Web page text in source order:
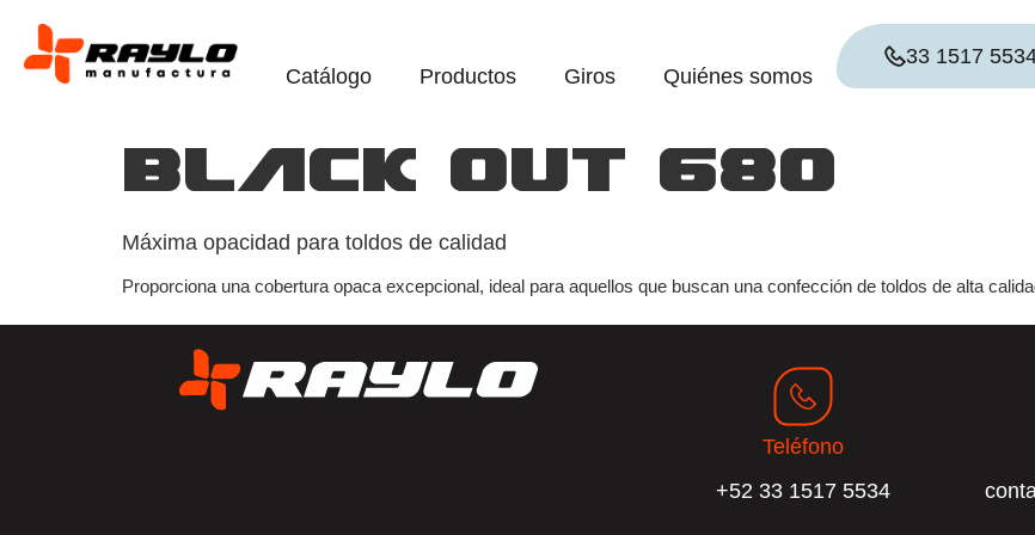
Catálogo Productos Giros Quiénes somos
33 1517
Black Out 680
Máxima opacidad para toldos de calidad
Proporciona una cobertura opaca excepcional, ideal para aquellos que buscan una confección de toldos de alta
Teléfono
+52 33 1517 5534